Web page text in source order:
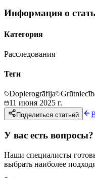
Информация о
Категория
Расследования
Теги
Doplerogrāfija
11 июня 2025 г.
Поделиться статьёй
У вас есть вопросы?
Наши специалисты
выбрать наиболее